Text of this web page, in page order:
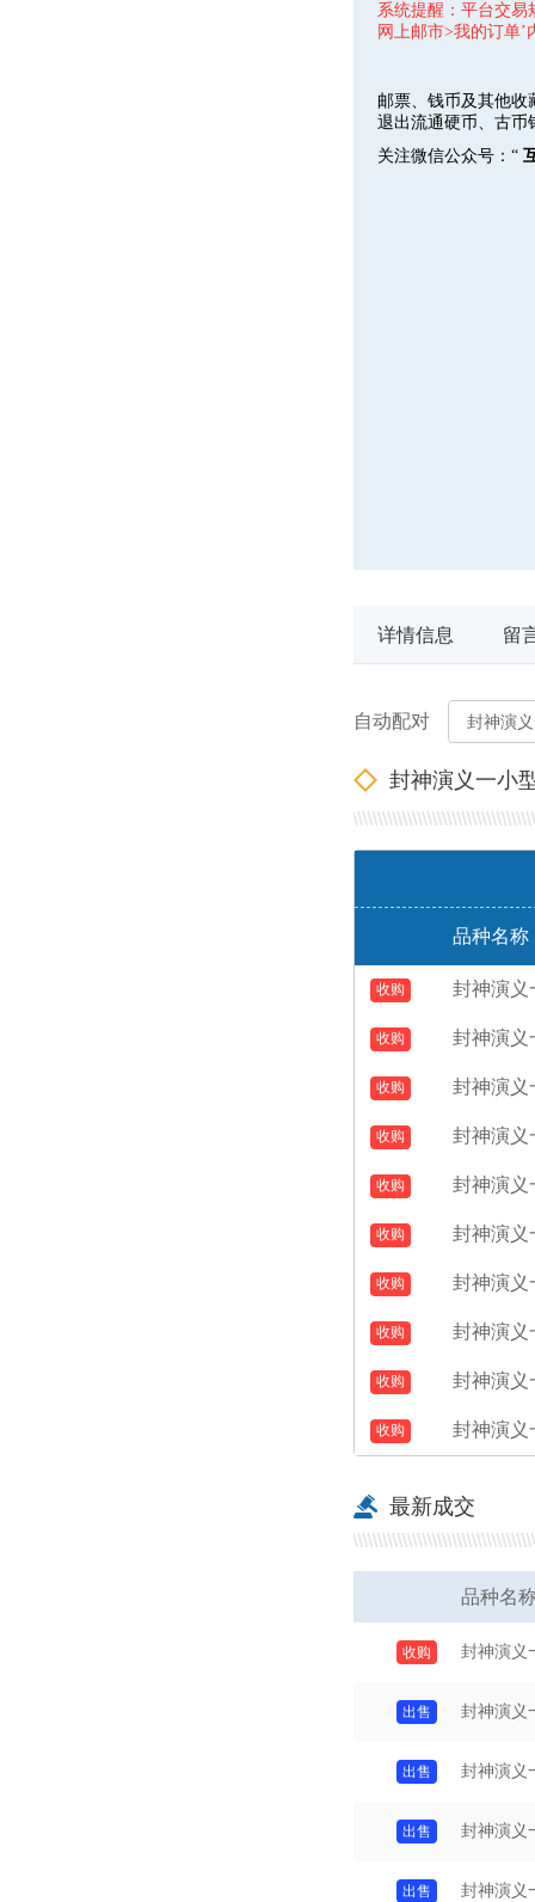
系统提醒：平台交易
网上邮市>我的订单’
邮票、钱币及其他收
退出流通硬币、古币
关注微信公众号：“
详情信息 留
自动配对
封神演义一小
品种名称
封神演义
封神演义
封神演义
封神演义
封神演义
封神演义
封神演义
封神演义
封神演义
封神演义
型张
最新成交
品种名
封神演义
封神演义
封神演义
封神演义
封神演义